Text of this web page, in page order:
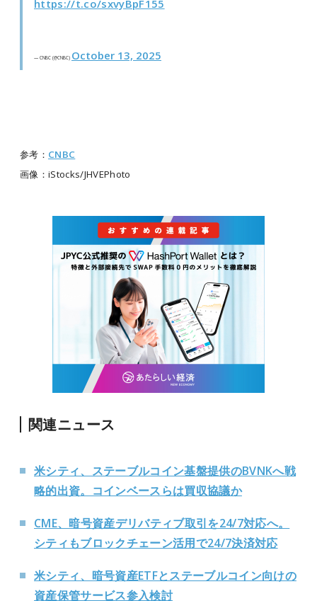
https://t.co/sxvyBpF155
— CNBC (@CNBC) October 13, 2025
参考： CNBC
画像：iStocks/JHVEPhoto
関連ニュース
米シティ、ステーブルコイン基盤提供のBVNKへ戦
略的出資。コインベースらは買収協議か
CME、暗号資産デリバティブ取引を24/7対応へ。
シティもブロックチェーン活用で24/7決済対応
米シティ、暗号資産ETFとステーブルコイン向けの
資産保管サービス参入検討